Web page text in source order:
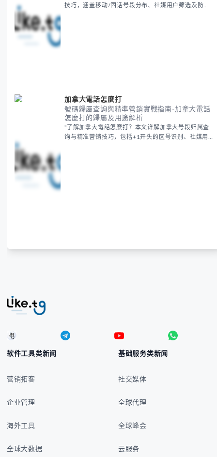
技巧，涵盖移动/固话号段分布、社媒用户筛选及防骗
加拿大電話怎麼打
號碼歸屬查詢與精準營銷實戰指南-加拿大電話
怎麼打的歸屬及用途解析
"了解加拿大電話怎麼打？本文详解加拿大号段归属查
询与精准营销技巧，包括+1开头的区号识别、社媒用
软件工具类新闻
营销拓客
企业管理
海外工具
全球大数据
基础服务类新闻
社交媒体
全球代理
全球峰会
云服务